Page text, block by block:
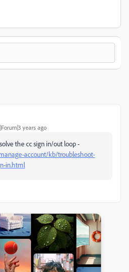
years ago
the cc sign in/out loop -
account/kb/troubleshoot-
in.html